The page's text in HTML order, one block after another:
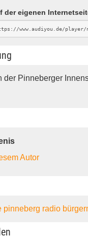
der eigenen
der Pinneberger
Autor
pinneberg radio